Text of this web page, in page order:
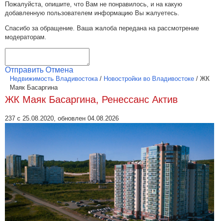
Пожалуйста, опишите, что Вам не понравилось, и на какую
добавленную пользователем информацию Вы жалуетесь.
Спасибо за обращение. Ваша жалоба передана на рассмотрение
модераторам.
Отправить Отмена
Недвижимость Владивостока/ Новостройки во Владивостоке / ЖК
Маяк Басаргина
ЖК Маяк Басаргина, Ренессанс Актив
237 с 25.08.2020, обновлен 04.08.2026